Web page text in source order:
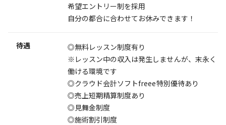
希望エントリー制を採用
自分の都合に合わせてお休みできます！
待遇
◎無料レッスン制度有り
※レッスン中の収入は発生しませんが、末永く
働ける環境です
◎クラウド会計ソフトfreee特別優待あり
◎売上短期精算制度あり
◎見舞金制度
◎施術割引制度